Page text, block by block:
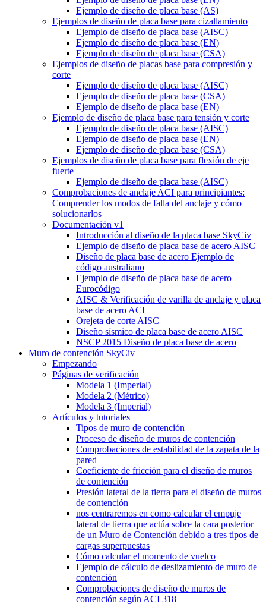
Ejemplo de diseño de placa base (AS)
Ejemplos de diseño de placa base para cizallamiento
Ejemplo de diseño de placa base (AISC)
Ejemplo de diseño de placa base (EN)
Ejemplo de diseño de placa base (CSA)
Ejemplos de diseño de placas base para compresión y
corte
Ejemplo de diseño de placa base (AISC)
Ejemplo de diseño de placa base (CSA)
Ejemplo de diseño de placa base (EN)
Ejemplo de diseño de placa base para tensión y corte
Ejemplo de diseño de placa base (AISC)
Ejemplo de diseño de placa base (EN)
Ejemplo de diseño de placa base (CSA)
Ejemplos de diseño de placa base para flexión de eje
fuerte
Ejemplo de diseño de placa base (AISC)
Comprobaciones de anclaje ACI para principiantes:
Comprender los modos de falla del anclaje y cómo
solucionarlos
Documentación v1
Introducción al diseño de la placa base SkyCiv
Ejemplo de diseño de placa base de acero AISC
Diseño de placa base de acero Ejemplo de
código australiano
Ejemplo de diseño de placa base de acero
Eurocódigo
AISC & Verificación de varilla de anclaje y placa
base de acero ACI
Orejeta de corte AISC
Diseño sísmico de placa base de acero AISC
NSCP 2015 Diseño de placa base de acero
Muro de contención SkyCiv
Empezando
Páginas de verificación
Modela 1 (Imperial)
Modela 2 (Métrico)
Modela 3 (Imperial)
Artículos y tutoriales
Tipos de muro de contención
Proceso de diseño de muros de contención
Comprobaciones de estabilidad de la zapata de la
pared
Coeficiente de fricción para el diseño de muros
de contención
Presión lateral de la tierra para el diseño de muros
de contención
nos centraremos en como calcular el empuje
lateral de tierra que actúa sobre la cara posterior
de un Muro de Contención debido a tres tipos de
cargas superpuestas
Cómo calcular el momento de vuelco
Ejemplo de cálculo de deslizamiento de muro de
contención
Comprobaciones de diseño de muros de
contención según ACI 318